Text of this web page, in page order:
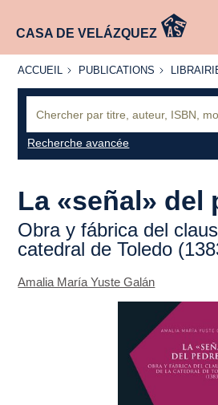
CASA DE VELÁZQUEZ
ACCUEIL
ACCUEIL PUBLICATIONS
PUBLICATIONS
Recherche avancée
La «señal» del
Obra y fábrica del
catedral de Toledo
Amalia María Yuste Galán